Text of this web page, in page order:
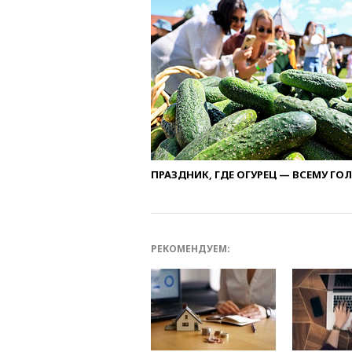
ПРАЗДНИК, ГДЕ ОГУРЕЦ — ВСЕМУ
РЕКОМЕНДУЕМ: